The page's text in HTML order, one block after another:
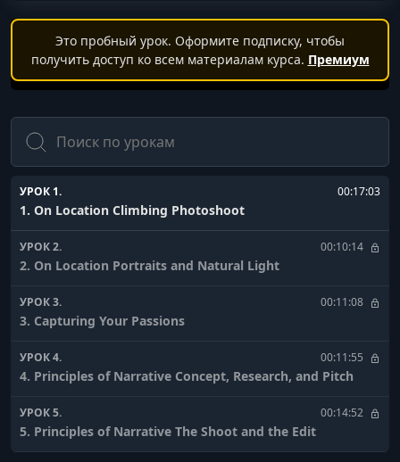
Это пробный урок. Оформите подписку, чтобы
получить доступ ко всем материалам курса. Премиум
Поиск
УРОК 1. 00:17:03
1. On Location Climbing Photoshoot
УРОК 2. 00:10:14
2. On Location Portraits and Natural Light
УРОК 3. 00:11:08
3. Capturing Your Passions
УРОК 4. 00:11:55
4. Principles of Narrative Concept, Research, and Pitch
УРОК 5. 00:14:52
5. Principles of Narrative The Shoot and the Edit